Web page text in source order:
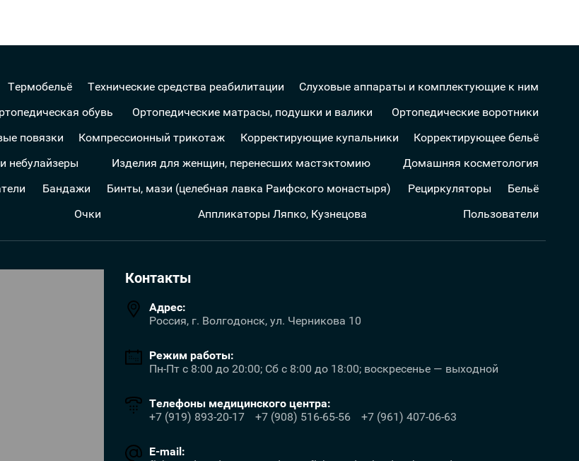
Термобельё Технические средства реабилитации
Слуховые аппараты и комплектующие к ним
обувь Ортопедические матрасы, подушки и валики
Ортопедические воротники
повязки Компрессионный трикотаж Корректирующие купальники
Корректирующее бельё
небулайзеры Изделия для женщин, перенесших мастэктомию
Домашняя косметология
Бандажи Бинты, мази (целебная лавка Раифского монастыря) Рециркуляторы
Бельё
Очки Аппликаторы Ляпко, Кузнецова Пользователи
Контакты
Адрес:
Россия, г. Волгодонск, ул. Черникова 10
Режим работы:
Пн-Пт с 8:00 до 20:00; Сб с 8:00 до 18:00; воскресенье — выходной
Телефоны медицинского центра:
+7 (919) 893-20-17
+7 (908) 516-65-56 +7 (961) 407-06-63
E-mail: